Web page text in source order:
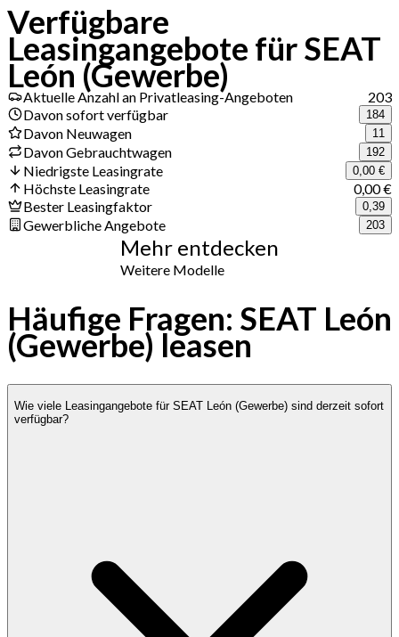
Verfügbare
Leasingangebote für SEAT
León (Gewerbe)
Aktuelle Anzahl an Privatleasing-Angeboten
203
Davon sofort verfügbar
184
Davon Neuwagen 11
Davon Gebrauchtwagen 192
Niedrigste Leasingrate 0,00 €
Höchste Leasingrate
0,00 €
Bester Leasingfaktor
0,39
Gewerbliche Angebote 203
Mehr entdecken
Weitere Modelle
Häufige Fragen: SEAT León
(Gewerbe) leasen
Wie viele Leasingangebote für SEAT León (Gewerbe) sind derzeit sofort
verfügbar?